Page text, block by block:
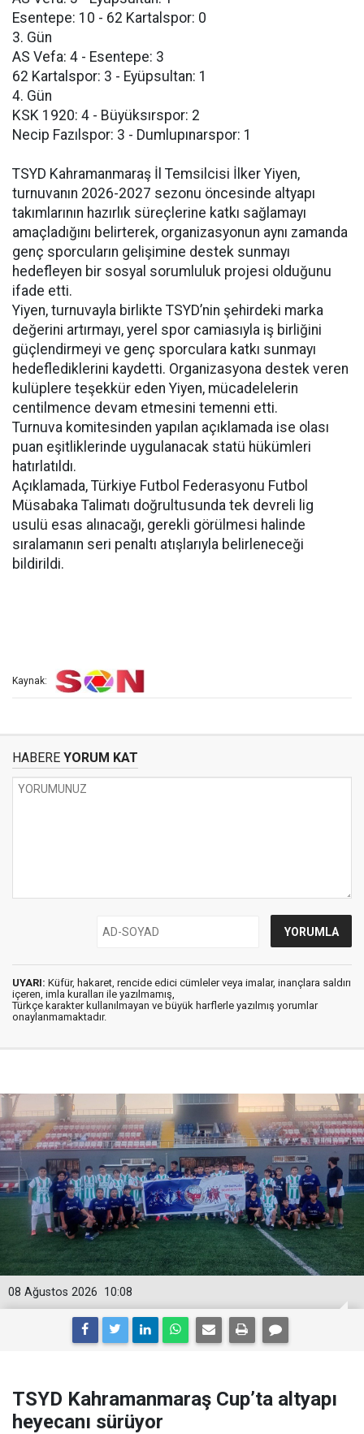
Esentepe: 10 - 62 Kartalspor: 0
3. Gün
AS Vefa: 4 - Esentepe: 3
62 Kartalspor: 3 - Eyüpsultan: 1
4. Gün
KSK 1920: 4 - Büyüksırspor: 2
Necip Fazılspor: 3 - Dumlupınarspor: 1
TSYD Kahramanmaraş İl Temsilcisi İlker Yiyen,
turnuvanın 2026-2027 sezonu öncesinde altyapı
takımlarının hazırlık süreçlerine katkı sağlamayı
amaçladığını belirterek, organizasyonun aynı zamanda
genç sporcuların gelişimine destek sunmayı
hedefleyen bir sosyal sorumluluk projesi olduğunu
ifade etti.
Yiyen, turnuvayla birlikte TSYD’nin şehirdeki marka
değerini artırmayı, yerel spor camiasıyla iş birliğini
güçlendirmeyi ve genç sporculara katkı sunmayı
hedeflediklerini kaydetti. Organizasyona destek veren
kulüplere teşekkür eden Yiyen, mücadelelerin
centilmence devam etmesini temenni etti.
Turnuva komitesinden yapılan açıklamada ise olası
puan eşitliklerinde uygulanacak statü hükümleri
hatırlatıldı.
Açıklamada, Türkiye Futbol Federasyonu Futbol
Müsabaka Talimatı doğrultusunda tek devreli lig
usulü esas alınacağı, gerekli görülmesi halinde
sıralamanın seri penaltı atışlarıyla belirleneceği
bildirildi.
Kaynak:
HABERE YORUM KAT
UYARI: Küfür, hakaret, rencide edici cümleler veya imalar, inançlara saldırı
içeren, imla kuralları ile yazılmamış,
Türkçe karakter kullanılmayan ve büyük harflerle yazılmış yorumlar
onaylanmamaktadır.
10:08
08 Ağustos 2026
TSYD Kahramanmaraş Cup’ta altyapı
heyecanı sürüyor